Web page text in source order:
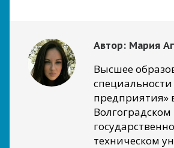
Автор: Мария
Высшее
предприятия»
Волгоградском
техническом